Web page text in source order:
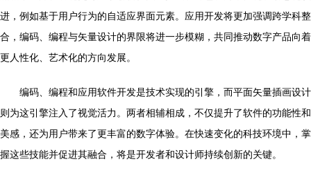
进，例如基于用户行为的自适应界面元素。应用开发将更加强调跨学科整
合，编码、编程与矢量设计的界限将进一步模糊，共同推动数字产品向着
更人性化、艺术化的方向发展。
编码、编程和应用软件开发是技术实现的引擎，而平面矢量插画设计
则为这引擎注入了视觉活力。两者相辅相成，不仅提升了软件的功能性和
美感，还为用户带来了更丰富的数字体验。在快速变化的科技环境中，掌
握这些技能并促进其融合，将是开发者和设计师持续创新的关键。